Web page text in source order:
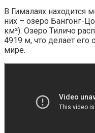
В Гималаях находится
них – озеро Бангонг-
км²). Озеро Тиличо
4919 м, что делает
мире.